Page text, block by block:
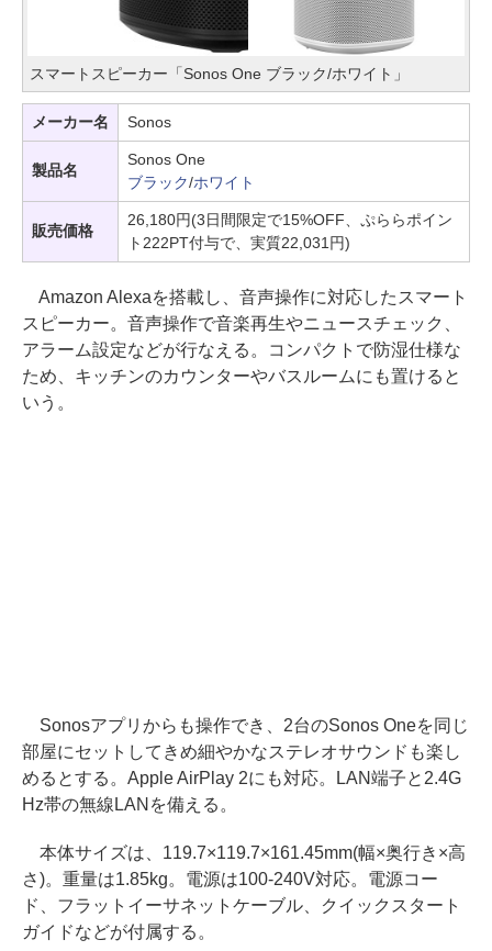
スマートスピーカー「Sonos One ブラック/ホワイト」
メーカー名 Sonos
製品名
Sonos One
ブラック/ホワイト
販売価格
26,180円(3日間限定で15%OFF、ぷららポイン
ト222PT付与で、実質22,031円)
Amazon Alexaを搭載し、音声操作に対応したスマート
スピーカー。音声操作で音楽再生やニュースチェック、
アラーム設定などが行なえる。コンパクトで防湿仕様な
ため、キッチンのカウンターやバスルームにも置けると
いう。
Sonosアプリからも操作でき、2台のSonos Oneを同じ
部屋にセットしてきめ細やかなステレオサウンドも楽し
めるとする。Apple AirPlay 2にも対応。LAN端子と2.4G
Hz帯の無線LANを備える。
本体サイズは、119.7×119.7×161.45mm(幅×奥行き×高
さ)。重量は1.85kg。電源は100-240V対応。電源コー
ド、フラットイーサネットケーブル、クイックスタート
ガイドなどが付属する。